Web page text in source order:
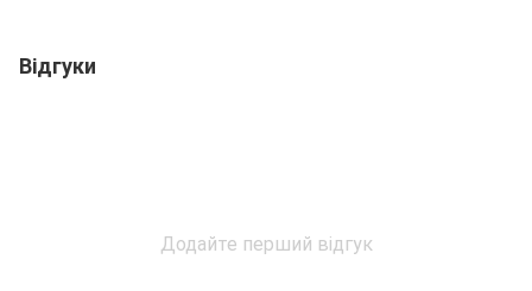
Відгуки
Додайте перший відгук